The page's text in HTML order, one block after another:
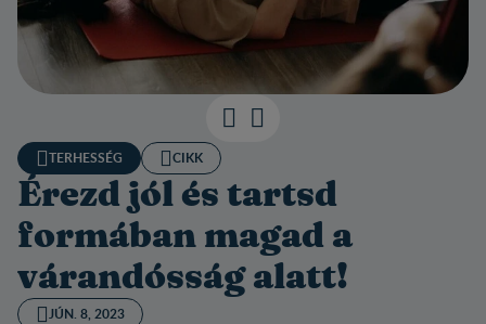
TERHESSÉG CIKK
Érezd jól és tartsd
formában magad a
várandósság alatt!
JÚN. 8, 2023